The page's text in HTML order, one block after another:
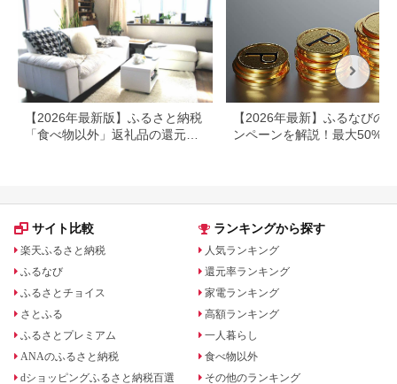
【2026年最新版】ふるさと納税
「食べ物以外」返礼品の還元率
【2026年最新】ふるなびの
ンペーンを解説！最大50%還
サイト比較
楽天ふるさと納税
ふるなび
ふるさとチョイス
さとふる
ふるさとプレミアム
ANAのふるさと納税
dショッピングふるさと納税百選
ランキングから探す
人気ランキング
還元率ランキング
家電ランキング
高額ランキング
一人暮らし
食べ物以外
その他のランキング